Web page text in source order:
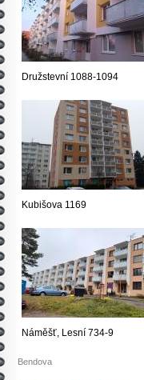
Družstevní 1088-1094
Kubišova 1169
Náměšť, Lesní 734-9
Bendova